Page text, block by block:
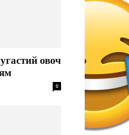
овоч
0